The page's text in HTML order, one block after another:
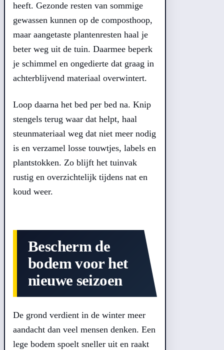
heeft. Gezonde resten van sommige
gewassen kunnen op de composthoop,
maar aangetaste plantenresten haal je
beter weg uit de tuin. Daarmee beperk
je schimmel en ongedierte dat graag in
achterblijvend materiaal overwintert.
Loop daarna het bed per bed na. Knip
stengels terug waar dat helpt, haal
steunmateriaal weg dat niet meer nodig
is en verzamel losse touwtjes, labels en
plantstokken. Zo blijft het tuinvak
rustig en overzichtelijk tijdens nat en
koud weer.
Bescherm de
bodem voor het
nieuwe seizoen
De grond verdient in de winter meer
aandacht dan veel mensen denken. Een
lege bodem spoelt sneller uit en raakt